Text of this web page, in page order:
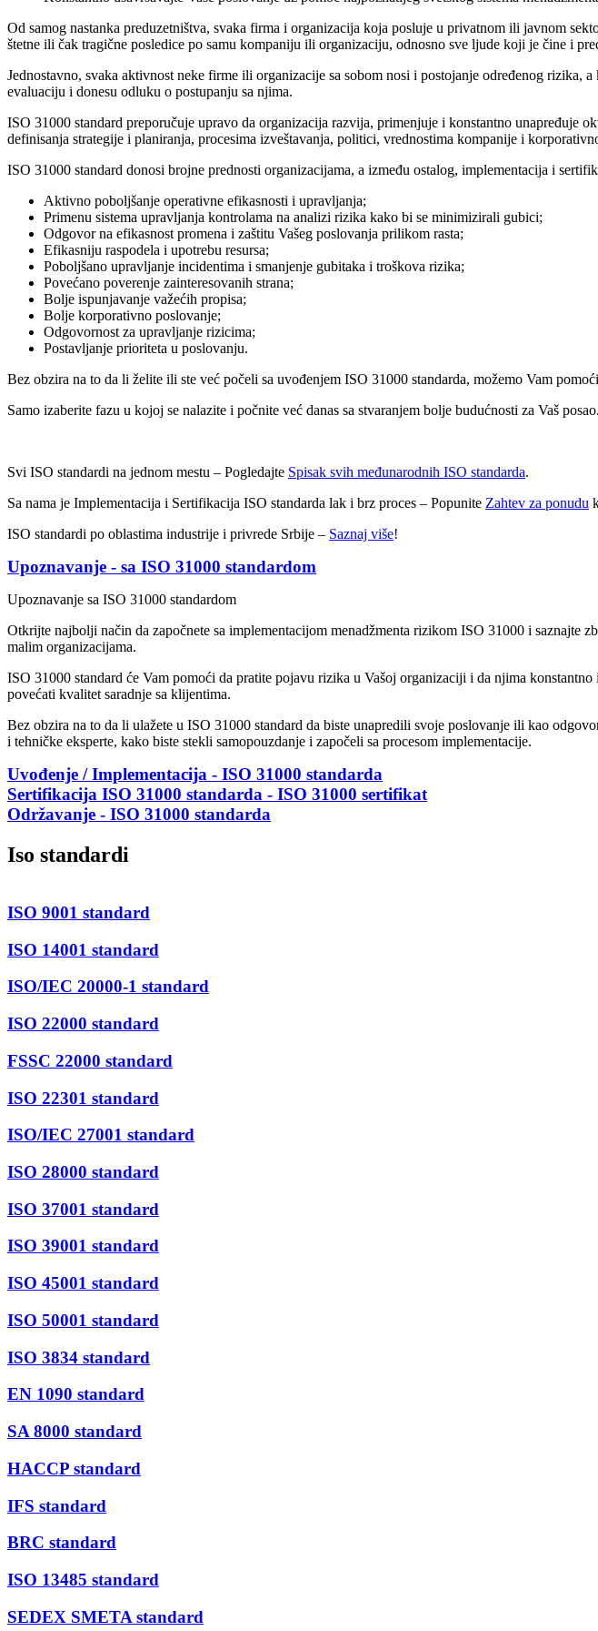
Od samog nastanka preduzetništva, svaka firma i organizacija koja posluje u privatnom ili javnom
štetne ili čak tragične posledice po samu kompaniju ili organizaciju, odnosno sve ljude koji je čine i
Jednostavno, svaka aktivnost neke firme ili organizacije sa sobom nosi i postojanje određenog
evaluaciju i donesu odluku o postupanju sa njima.
ISO 31000 standard preporučuje upravo da organizacija razvija, primenjuje i konstantno
definisanja strategije i planiranja, procesima izveštavanja, politici, vrednostima kompanije i
ISO 31000 standard donosi brojne prednosti organizacijama, a između ostalog, implementacija i
Aktivno poboljšanje operativne efikasnosti i upravljanja;
Primenu sistema upravljanja kontrolama na analizi rizika kako bi se minimizirali gubici;
Odgovor na efikasnost promena i zaštitu Vašeg poslovanja prilikom rasta;
Efikasniju raspodela i upotrebu resursa;
Poboljšano upravljanje incidentima i smanjenje gubitaka i troškova rizika;
Povećano poverenje zainteresovanih strana;
Bolje ispunjavanje važećih propisa;
Bolje korporativno poslovanje;
Odgovornost za upravljanje rizicima;
Postavljanje prioriteta u poslovanju.
Bez obzira na to da li želite ili ste već počeli sa uvođenjem ISO 31000 standarda, možemo Vam
Samo izaberite fazu u kojoj se nalazite i počnite već danas sa stvaranjem bolje budućnosti za Vaš posao.
Svi ISO standardi na jednom mestu – Pogledajte Spisak svih međunarodnih ISO standarda.
Sa nama je Implementacija i Sertifikacija ISO standarda lak i brz proces – Popunite Zahtev za ponudu
ISO standardi po oblastima industrije i privrede Srbije – Saznaj više!
Upoznavanje - sa ISO 31000 standardom
Upoznavanje sa ISO 31000 standardom
Otkrijte najbolji način da započnete sa implementacijom menadžmenta rizikom ISO 31000 i saznajte
malim organizacijama.
ISO 31000 standard će Vam pomoći da pratite pojavu rizika u Vašoj organizaciji i da njima
povećati kvalitet saradnje sa klijentima.
Bez obzira na to da li ulažete u ISO 31000 standard da biste unapredili svoje poslovanje ili kao
i tehničke eksperte, kako biste stekli samopouzdanje i započeli sa procesom implementacije.
Uvođenje / Implementacija - ISO 31000 standarda
Sertifikacija ISO 31000 standarda - ISO 31000 sertifikat
Održavanje - ISO 31000 standarda
Iso standardi
ISO 9001 standard
ISO 14001 standard
ISO/IEC 20000-1 standard
ISO 22000 standard
FSSC 22000 standard
ISO 22301 standard
ISO/IEC 27001 standard
ISO 28000 standard
ISO 37001 standard
ISO 39001 standard
ISO 45001 standard
ISO 50001 standard
ISO 3834 standard
EN 1090 standard
SA 8000 standard
HACCP standard
IFS standard
BRC standard
ISO 13485 standard
SEDEX SMETA standard